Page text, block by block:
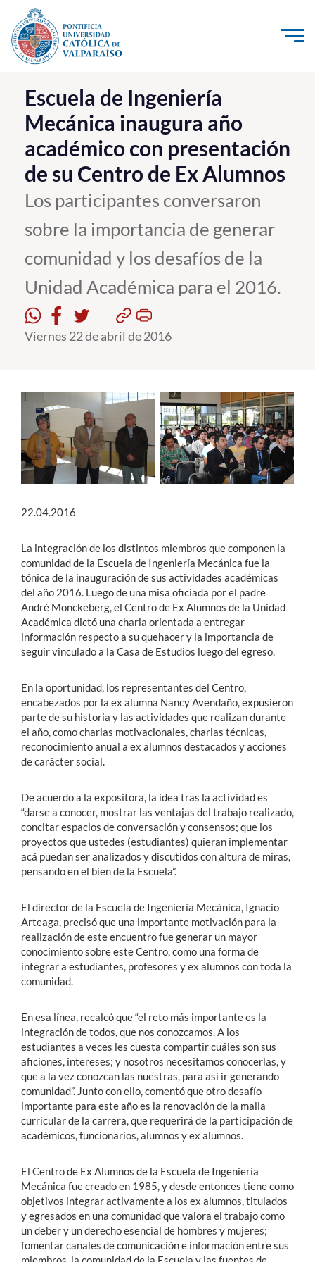
Click acá para ir directamente al contenido
La Universidad
Investigación, Creación e Innovación
PUCV Internacional
Vinculación con el Medio
Admisión
Postgrado
Formación Continua
Funcionarios
Alumni
Escuela de Ingeniería
Mecánica inaugura año
académico con presentación
de su Centro de Ex Alumnos
Los participantes conversaron
sobre la importancia de generar
comunidad y los desafíos de la
Unidad Académica para el 2016.
Viernes 22 de abril de 2016
22.04.2016
La integración de los distintos miembros que componen la
comunidad de la Escuela de Ingeniería Mecánica fue la
tónica de la inauguración de sus actividades académicas
del año 2016. Luego de una misa oficiada por el padre
André Monckeberg, el Centro de Ex Alumnos de la Unidad
Académica dictó una charla orientada a entregar
información respecto a su quehacer y la importancia de
seguir vinculado a la Casa de Estudios luego del egreso.
En la oportunidad, los representantes del Centro,
encabezados por la ex alumna Nancy Avendaño, expusieron
parte de su historia y las actividades que realizan durante
el año, como charlas motivacionales, charlas técnicas,
reconocimiento anual a ex alumnos destacados y acciones
de carácter social.
De acuerdo a la expositora, la idea tras la actividad es
“darse a conocer, mostrar las ventajas del trabajo realizado,
concitar espacios de conversación y consensos; que los
proyectos que ustedes (estudiantes) quieran implementar
acá puedan ser analizados y discutidos con altura de miras,
pensando en el bien de la Escuela”.
El director de la Escuela de Ingeniería Mecánica, Ignacio
Arteaga, precisó que una importante motivación para la
realización de este encuentro fue generar un mayor
conocimiento sobre este Centro, como una forma de
integrar a estudiantes, profesores y ex alumnos con toda la
comunidad.
En esa línea, recalcó que “el reto más importante es la
integración de todos, que nos conozcamos. A los
estudiantes a veces les cuesta compartir cuáles son sus
aficiones, intereses; y nosotros necesitamos conocerlas, y
que a la vez conozcan las nuestras, para así ir generando
comunidad”. Junto con ello, comentó que otro desafío
importante para este año es la renovación de la malla
curricular de la carrera, que requerirá de la participación de
académicos, funcionarios, alumnos y ex alumnos.
El Centro de Ex Alumnos de la Escuela de Ingeniería
Mecánica fue creado en 1985, y desde entonces tiene como
objetivos integrar activamente a los ex alumnos, titulados
y egresados en una comunidad que valora el trabajo como
un deber y un derecho esencial de hombres y mujeres;
fomentar canales de comunicación e información entre sus